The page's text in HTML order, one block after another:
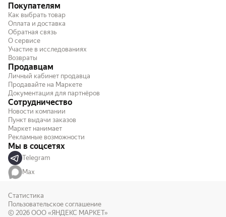
Покупателям
Как выбрать товар
Оплата и доставка
Обратная связь
О сервисе
Участие в исследованиях
Возвраты
Продавцам
Личный кабинет продавца
Продавайте на Маркете
Документация для партнёров
Сотрудничество
Новости компании
Пункт выдачи заказов
Маркет нанимает
Рекламные возможности
Мы в соцсетях
Telegram
Max
Статистика
Пользовательское соглашение
© 2026 ООО «ЯНДЕКС МАРКЕТ»